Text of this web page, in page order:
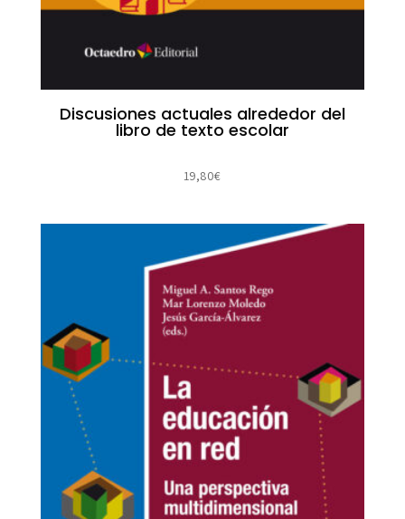
Discusiones actuales alrededor del
libro de texto escolar
19,80€